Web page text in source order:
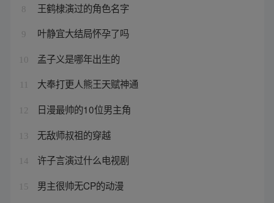
8 王鹤棣演过的角色名字
9 叶静宜大结局怀孕了吗
10 孟子义是哪年出生的
大奉打更人熊王天赋神通
12 日漫最帅的10位男主角
13 无敌师叔祖的穿越
14 许子言演过什么电视剧
15 男主很帅无CP的动漫